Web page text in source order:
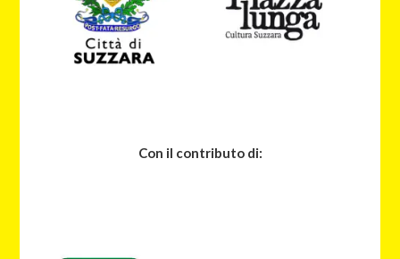
Con il contributo di: